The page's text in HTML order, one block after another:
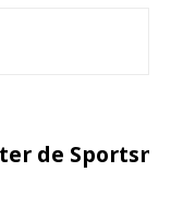
de